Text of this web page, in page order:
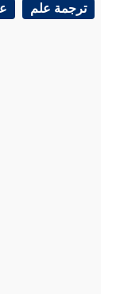
ترجمة علم